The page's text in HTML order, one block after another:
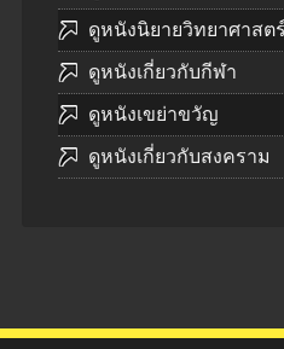
ดูหนังนิยายวิทยาศาสตร์
ดูหนังเกี่ยวกับกีฬา
ดูหนังเขย่าขวัญ
ดูหนังเกี่ยวกับสงคราม